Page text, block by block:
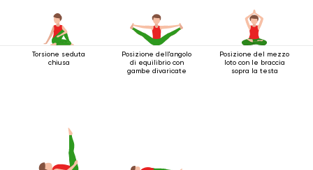
Torsione seduta
chiusa
Posizione dell'angolo
di equilibrio con
gambe divaricate
Posizione del mezzo
loto con le braccia
sopra la testa